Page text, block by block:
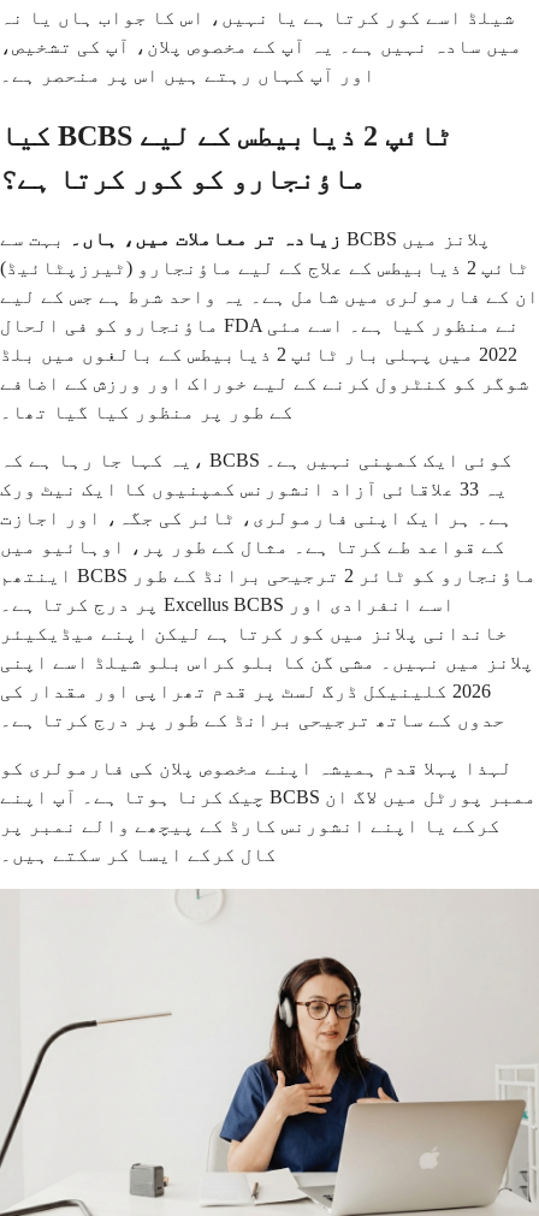
شیلڈ اسے کور کرتا ہے یا نہیں، اس کا جواب ہاں یا نہ
میں سادہ نہیں ہے۔ یہ آپ کے مخصوص پلان، آپ کی تشخیص،
اور آپ کہاں رہتے ہیں اس پر منحصر ہے۔
کیا BCBS ٹائپ 2 ذیابیطس کے لیے
ماؤنجارو کو کور کرتا ہے؟
زیادہ تر معاملات میں، ہاں۔
بہت سے BCBS پلانز میں
ٹائپ 2 ذیابیطس کے علاج کے لیے ماؤنجارو (ٹیرزپٹائیڈ)
ان کے فارمولری میں شامل ہے۔ یہ واحد شرط ہے جس کے لیے
ماؤنجارو کو فی الحال FDA نے منظور کیا ہے۔ اسے مئی
2022 میں پہلی بار ٹائپ 2 ذیابیطس کے بالغوں میں بلڈ
شوگر کو کنٹرول کرنے کے لیے خوراک اور ورزش کے اضافے
کے طور پر منظور کیا گیا تھا۔
یہ کہا جا رہا ہے کہ، BCBS کوئی ایک کمپنی نہیں ہے۔
یہ 33 علاقائی آزاد انشورنس کمپنیوں کا ایک نیٹ ورک
ہے۔ ہر ایک اپنی فارمولری، ٹائر کی جگہ، اور اجازت
کے قواعد طے کرتا ہے۔ مثال کے طور پر، اوہائیو میں
اینتھم BCBS ماؤنجارو کو ٹائر 2 ترجیحی برانڈ کے طور
پر درج کرتا ہے۔ Excellus BCBS اسے انفرادی اور
خاندانی پلانز میں کور کرتا ہے لیکن اپنے میڈیکیئر
پلانز میں نہیں۔ مشی گن کا بلو کراس بلو شیلڈ اسے اپنی
2026 کلینیکل ڈرگ لسٹ پر قدم تھراپی اور مقدار کی
حدوں کے ساتھ ترجیحی برانڈ کے طور پر درج کرتا ہے۔
لہذا پہلا قدم ہمیشہ اپنے مخصوص پلان کی فارمولری کو
چیک کرنا ہوتا ہے۔ آپ اپنے BCBS ممبر پورٹل میں لاگ ان
کرکے یا اپنے انشورنس کارڈ کے پیچھے والے نمبر پر
کال کرکے ایسا کر سکتے ہیں۔